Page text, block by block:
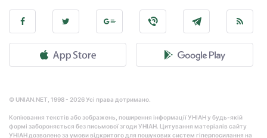
© UNIAN.NET, 1998 - 2026 Усі права дотримано.
Копіювання текстів або зображень, поширення інформації УНІАН у будь-якій
формі забороняється без письмової згоди УНІАН. Цитування матеріалів сайту
УНІАН дозволено за умови відкритого для пошукових систем гіперпосилання на